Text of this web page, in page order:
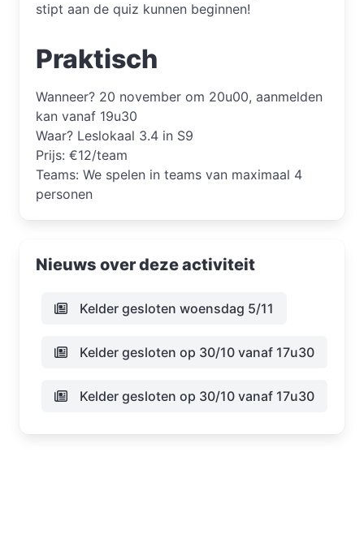
stipt aan de quiz kunnen beginnen!
Praktisch
Wanneer? 20 november om 20u00, aanmelden
kan vanaf 19u30
Waar? Leslokaal 3.4 in S9
Prijs: €12/team
Teams: We spelen in teams van maximaal 4
personen
Nieuws over deze activiteit
Kelder gesloten woensdag 5/11
Kelder gesloten op 30/10 vanaf 17u30
Kelder gesloten op 30/10 vanaf 17u30